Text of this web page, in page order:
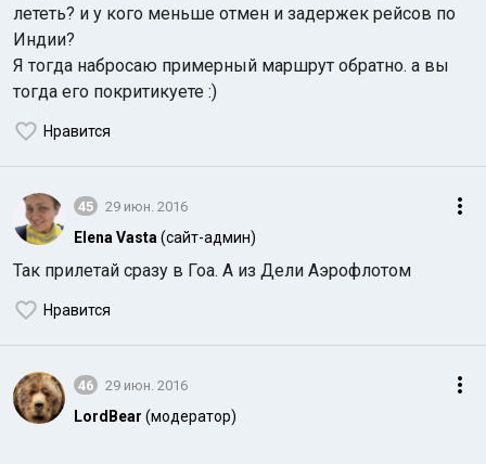
лететь? и у кого меньше отмен и задержек рейсов по
Индии?
Я тогда набросаю примерный маршрут обратно. а вы
тогда его покритикуете :)
Нравится
45 29 июн. 2016
Elena Vasta (сайт-админ)
Так прилетай сразу в Гоа. А из Дели Аэрофлотом
Нравится
46 29 июн. 2016
LordBear (модератор)